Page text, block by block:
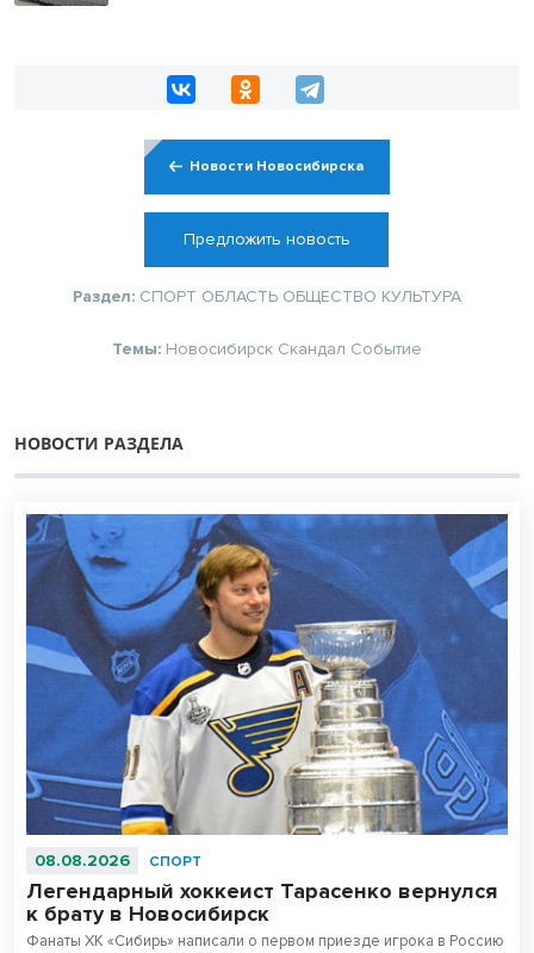
Новости Новосибирска
Предложить новость
Раздел: СПОРТ ОБЛАСТЬ ОБЩЕСТВО КУЛЬТУРА
Темы: Новосибирск Скандал Событие
НОВОСТИ РАЗДЕЛА
08.08.2026 СПОРТ
Легендарный хоккеист Тарасенко вернулся
к брату в Новосибирск
Фанаты ХК «Сибирь» написали о первом приезде игрока в Россию